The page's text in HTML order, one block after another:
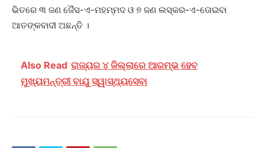
ଭିତରେ ୩ ଜଣ ଜୈସ-ଏ-ମହମ୍ମଦ ଓ ୭ ଜଣ ଲସ୍କର-ଏ-ତୋଇବା
ଆତଙ୍କବାଦୀ ଅଛନ୍ତି ।
Also Read ରାଜ୍ୟର ୪ ଜିଲ୍ଲାରେ ଆରମ୍ଭ ହେବ
ମୁଖ୍ୟମନ୍ତ୍ରୀ ବାୟୁ ସ୍ୱାସ୍ଥ୍ୟସେବା